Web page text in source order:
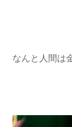
なんと人間は